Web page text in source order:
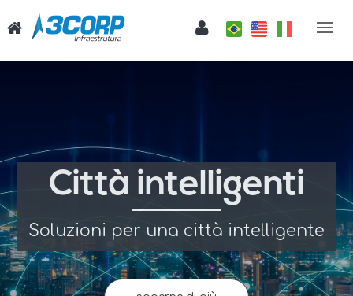
Leadership nel
segmento Wi-Fi
autostradale in
Brasile